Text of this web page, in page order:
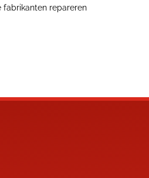
fabrikanten repareren